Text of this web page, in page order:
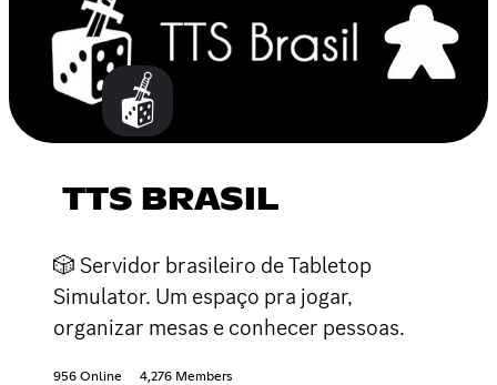
TTS BRASIL
🎲 Servidor brasileiro de Tabletop
Simulator. Um espaço pra jogar,
organizar mesas e conhecer pessoas.
956 Online 4,276 Members